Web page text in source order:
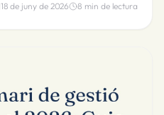
18 de juny de 2026 8 min de lectura